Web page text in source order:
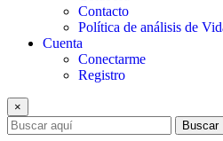
Contacto
Política de análisis de
Cuenta
Conectarme
Registro
×
Buscar